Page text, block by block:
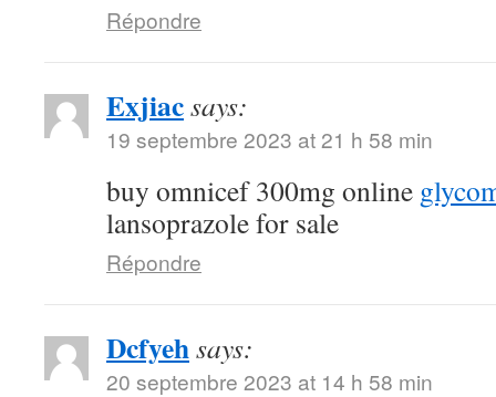
Répondre
Exjiacsays:
19 septembre 2023 at 21 h 58 min
buy omnicef 300mg online
lansoprazole for sale
Répondre
Dcfyehsays:
20 septembre 2023 at 14 h 58 min